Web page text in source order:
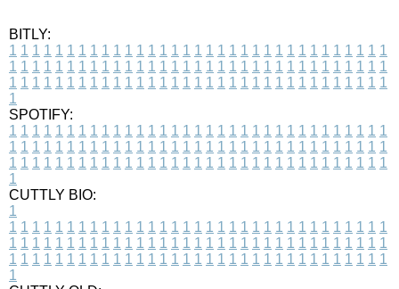
BITLY:
1 1 1 1 1 1 1 1 1 1 1 1 1 1 1 1 1 1 1 1 1 1 1 1 1 1 1 1 1 1 1 1 1
1 1 1 1 1 1 1 1 1 1 1 1 1 1 1 1 1 1 1 1 1 1 1 1 1 1 1 1 1 1 1 1 1
1 1 1 1 1 1 1 1 1 1 1 1 1 1 1 1 1 1 1 1 1 1 1 1 1 1 1 1 1 1 1 1 1
1
SPOTIFY:
1 1 1 1 1 1 1 1 1 1 1 1 1 1 1 1 1 1 1 1 1 1 1 1 1 1 1 1 1 1 1 1 1
1 1 1 1 1 1 1 1 1 1 1 1 1 1 1 1 1 1 1 1 1 1 1 1 1 1 1 1 1 1 1 1 1
1 1 1 1 1 1 1 1 1 1 1 1 1 1 1 1 1 1 1 1 1 1 1 1 1 1 1 1 1 1 1 1 1
1
CUTTLY BIO:
1
1 1 1 1 1 1 1 1 1 1 1 1 1 1 1 1 1 1 1 1 1 1 1 1 1 1 1 1 1 1 1 1 1
1 1 1 1 1 1 1 1 1 1 1 1 1 1 1 1 1 1 1 1 1 1 1 1 1 1 1 1 1 1 1 1 1
1 1 1 1 1 1 1 1 1 1 1 1 1 1 1 1 1 1 1 1 1 1 1 1 1 1 1 1 1 1 1 1 1
1